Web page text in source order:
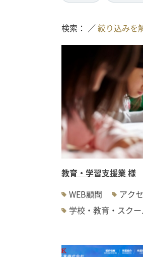
検索： ／絞り込みを
教育・学習支援業 様
WEB顧問
アク
学校・教育・スク